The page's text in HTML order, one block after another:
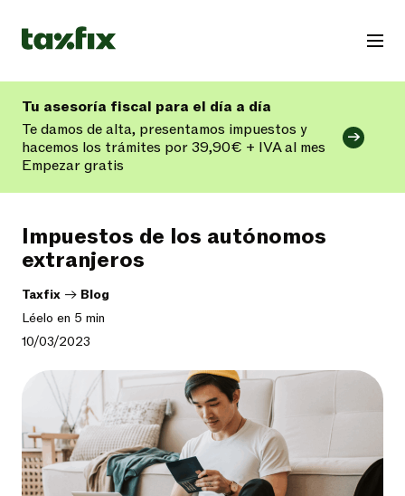
Tu asesoría fiscal para el día a día
Te damos de alta, presentamos impuestos y
hacemos los trámites por 39,90€ + IVA al mes
Empezar gratis
Impuestos de los autónomos
extranjeros
Taxfix -> Blog
Léelo en 5 min
10/03/2023